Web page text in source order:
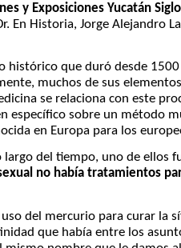
y Exposiciones Yucatán Siglo
En Historia, Jorge Alejandro
histórico que duró desde
muchos de sus
se relaciona con este
específico sobre un método
en Europa para los
del tiempo, uno de ellos
no había tratamientos
del mercurio para curar la
que había entre los